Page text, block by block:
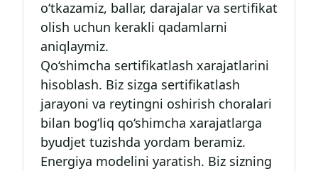
o‘tkazamiz, ballar, darajalar va sertifikat
olish uchun kerakli qadamlarni
aniqlaymiz.
Qo‘shimcha sertifikatlash xarajatlarini
hisoblash. Biz sizga sertifikatlash
jarayoni va reytingni oshirish choralari
bilan bog‘liq qo‘shimcha xarajatlarga
byudjet tuzishda yordam beramiz.
Energiya modelini yaratish. Biz sizning